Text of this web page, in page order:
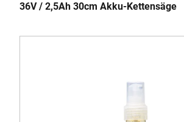
36V / 2,5Ah 30cm Akku-Kettensäge